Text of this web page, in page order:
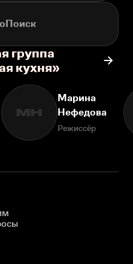
группа
кухня»
МН
Марина
Нефедова
Режиссёр